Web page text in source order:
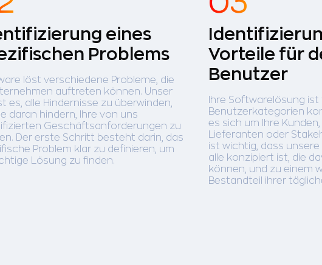
eines
Problems
löst verschiedene Probleme, die
auftreten können. Unser
es, alle Hindernisse zu überwinden,
daran hindern, Ihre von uns
Geschäftsanforderungen zu
Der erste Schritt besteht darin, das
Problem klar zu definieren, um
Lösung zu finden.
Vorteile für
Benutzer
Ihre Softwarelösung
Benutzerkategorien
es sich um Ihre
Lieferanten oder
ist wichtig, dass
alle konzipiert ist, die
können, und zu einem
Bestandteil ihrer